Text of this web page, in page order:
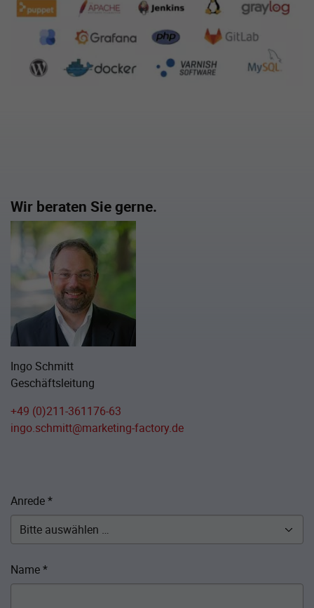
Wir beraten Sie gerne.
Ingo Schmitt
Geschäftsleitung
+49 (0)211-361176-63
ingo.schmitt@marketing-factory.de
Anrede*
Name*